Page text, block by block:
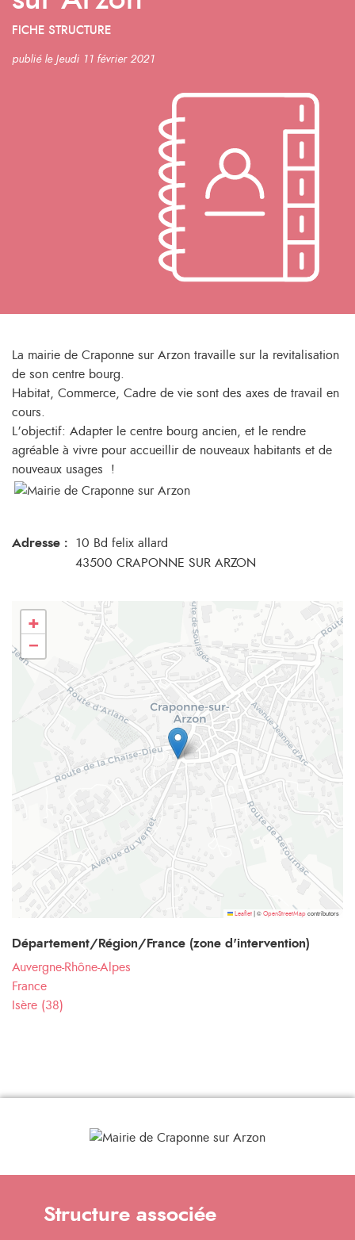
FICHE STRUCTURE
publié le Jeudi 11 février 2021
La mairie de Craponne sur Arzon travaille sur la revitalisation
de son centre bourg.
Habitat, Commerce, Cadre de vie sont des axes de travail en
cours.
L’objectif: Adapter le centre bourg ancien, et le rendre
agréable à vivre pour accueillir de nouveaux habitants et de
nouveaux usages !
Adresse :
10 Bd felix allard
43500 CRAPONNE SUR ARZON
+
−
Leaflet © OpenStreetMap contributors
Département/Région/France (zone d'intervention)
Auvergne-Rhône-Alpes
France
Isère (38)
Structure associée